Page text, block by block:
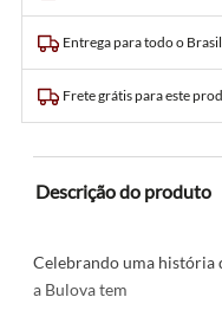
Entrega para todo o Brasil
Frete grátis para este
Descrição do produto
Celebrando uma história
a Bulova tem